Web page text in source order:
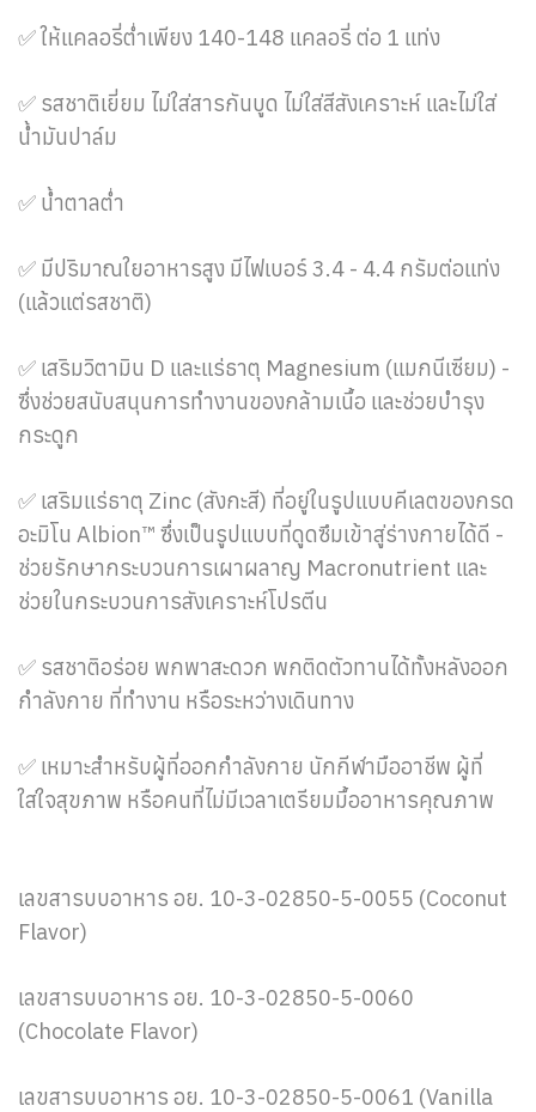
✅ ให้แคลอรี่ต่ำเพียง 140-148 แคลอรี่ ต่อ 1 แท่ง
✅ รสชาติเยี่ยม ไม่ใส่สารกันบูด ไม่ใส่สีสังเคราะห์ และไม่ใส่
น้ำมันปาล์ม
✅ น้ำตาลต่ำ
✅ มีปริมาณใยอาหารสูง มีไฟเบอร์ 3.4 - 4.4 กรัมต่อแท่ง
(แล้วแต่รสชาติ)
✅ เสริมวิตามิน D และแร่ธาตุ Magnesium (แมกนีเซียม) -
ซึ่งช่วยสนับสนุนการทำงานของกล้ามเนื้อ และช่วยบำรุง
กระดูก
✅ เสริมแร่ธาตุ Zinc (สังกะสี) ที่อยู่ในรูปแบบคีเลตของกรด
อะมิโน Albion™ ซึ่งเป็นรูปแบบที่ดูดซึมเข้าสู่ร่างกายได้ดี -
ช่วยรักษากระบวนการเผาผลาญ Macronutrient และ
ช่วยในกระบวนการสังเคราะห์โปรตีน
✅ รสชาติอร่อย พกพาสะดวก พกติดตัวทานได้ทั้งหลังออก
กำลังกาย ที่ทำงาน หรือระหว่างเดินทาง
✅ เหมาะสำหรับผู้ที่ออกกำลังกาย นักกีฬามืออาชีพ ผู้ที่
ใส่ใจสุขภาพ หรือคนที่ไม่มีเวลาเตรียมมื้ออาหารคุณภาพ
เลขสารบบอาหาร อย. 10-3-02850-5-0055 (Coconut
Flavor)
เลขสารบบอาหาร อย. 10-3-02850-5-0060
(Chocolate Flavor)
เลขสารบบอาหาร อย. 10-3-02850-5-0061 (Vanilla